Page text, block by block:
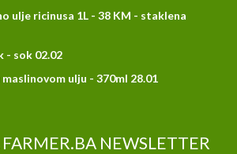
ulje ricinusa 1L - 38 KM - staklena
- sok 02.02
maslinovom ulju - 370ml 28.01
FARMER.BA NEWSLETTER